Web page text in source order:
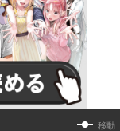
移動